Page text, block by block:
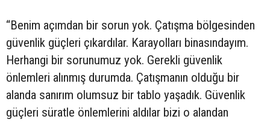
“Benim açımdan bir sorun yok. Çatışma bölgesinden
güvenlik güçleri çıkardılar. Karayolları binasındayım.
Herhangi bir sorunumuz yok. Gerekli güvenlik
önlemleri alınmış durumda. Çatışmanın olduğu bir
alanda sanırım olumsuz bir tablo yaşadık. Güvenlik
güçleri süratle önlemlerini aldılar bizi o alandan